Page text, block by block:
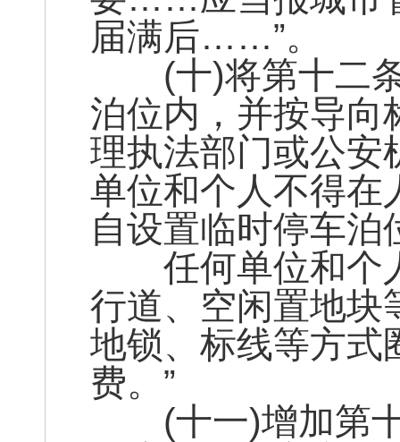
届满后……”。
(十)将第十二条
泊位内，并按导向
理执法部门或公安
单位和个人不得在
自设置临时停车泊
任何单位和个
行道、空闲置地块
地锁、标线等方式
费。”
(十一)增加第十